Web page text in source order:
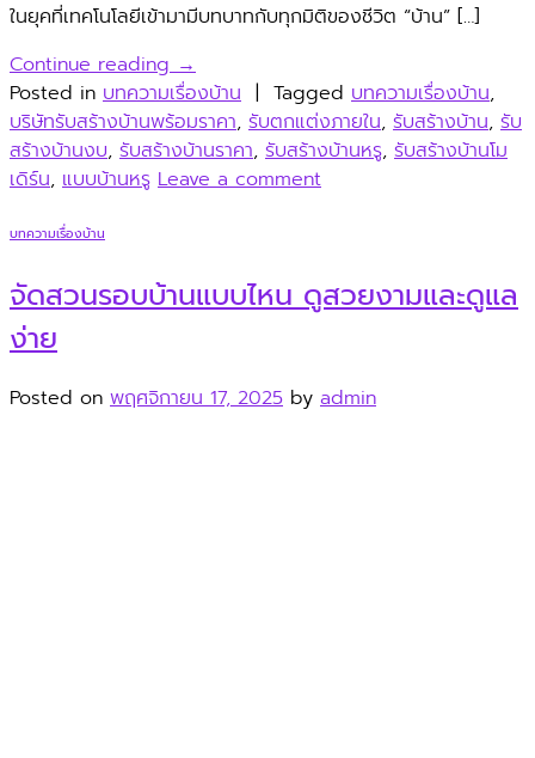
ในยุคที่เทคโนโลยีเข้ามามีบทบาทกับทุกมิติของชีวิต “บ้าน” […]
Continue reading→
Posted in บทความเรื่องบ้าน | Tagged บทความเรื่องบ้าน,
บริษัทรับสร้างบ้านพร้อมราคา, รับตกแต่งภายใน, รับสร้างบ้าน, รับ
สร้างบ้านงบ, รับสร้างบ้านราคา, รับสร้างบ้านหรู, รับสร้างบ้านโม
เดิร์น, แบบบ้านหรู Leave a comment
บทความเรื่องบ้าน
จัดสวนรอบบ้านแบบไหน ดูสวยงามและดูแล
ง่าย
Posted on พฤศจิกายน 17, 2025 by admin